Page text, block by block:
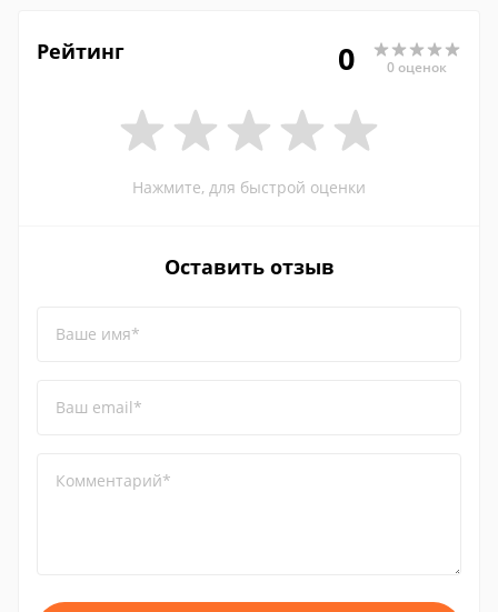
Рейтинг 0 0 оценок
Нажмите, для быстрой оценки
Оставить отзыв
Ваше имя*
Ваш email*
Комментарий*